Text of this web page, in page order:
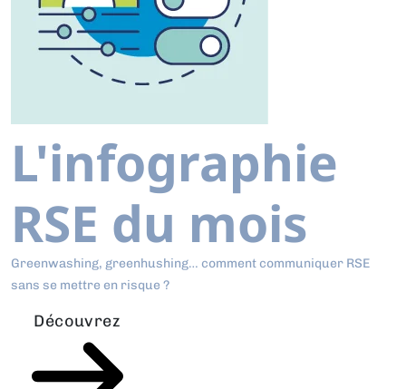
L'infographie
RSE du mois
Greenwashing, greenhushing… comment communiquer RSE
sans se mettre en risque ?
Découvrez